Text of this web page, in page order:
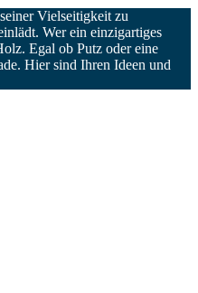
Vielseitigkeit zu
Wer ein einzigartiges
Egal ob Putz oder eine
Hier sind Ihren Ideen und